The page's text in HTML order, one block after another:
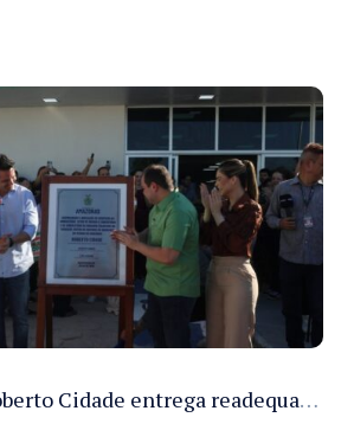
Governador Roberto Cidade entrega readequação do ambulatório da FCecon e amplia capacidade de atendimento oncológico em Manaus